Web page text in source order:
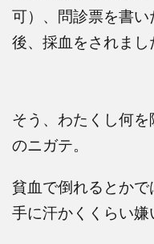
可）、問診票を書
後、採血をされまし
そう、わたくし何
のニガテ。
貧血で倒れるとか
手に汗かくくらい嫌